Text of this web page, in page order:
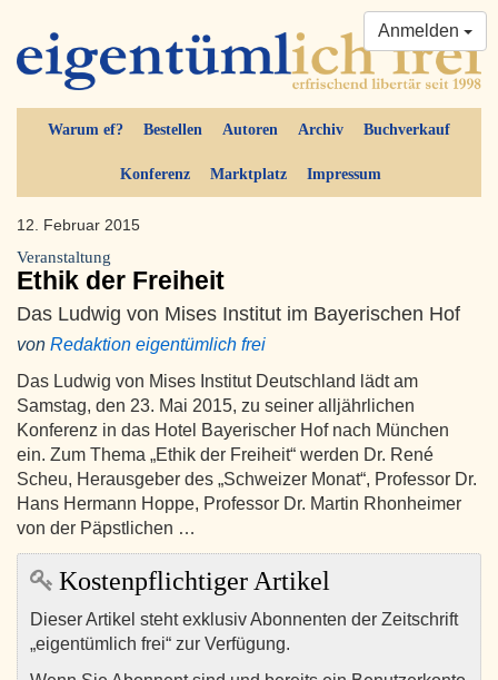
Warum ef? Bestellen Autoren Archiv Buchverkauf
Konferenz Marktplatz Impressum
Anmelden
12. Februar 2015
Veranstaltung
Ethik der Freiheit
Das Ludwig von Mises Institut im Bayerischen Hof
von Redaktion eigentümlich frei
Das Ludwig von Mises Institut Deutschland lädt am
Samstag, den 23. Mai 2015, zu seiner alljährlichen
Konferenz in das Hotel Bayerischer Hof nach München
ein. Zum Thema „Ethik der Freiheit“ werden Dr. René
Scheu, Herausgeber des „Schweizer Monat“, Professor Dr.
Hans Hermann Hoppe, Professor Dr. Martin Rhonheimer
von der Päpstlichen …
Kostenpflichtiger Artikel
Dieser Artikel steht exklusiv Abonnenten der Zeitschrift
„eigentümlich frei“ zur Verfügung.